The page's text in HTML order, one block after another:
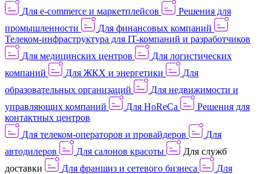
Для e-commerce и маркетплейсов
Решения для
промышленности
Для финансовых компаний
Телеком-инфраструктура для IT-компаний и разработчиков
Для медицинских центров
Для логистических
компаний
Для ЖКХ и энергетики
Для
образовательных организаций
Для недвижимости и
управляющих компаний
Для HoReCa
Решения для
контактных центров
Для телеком-операторов и провайдеров
Для
автодилеров
Для салонов красоты
Для служб
доставки
Для франшиз и сетевого бизнеса
Для